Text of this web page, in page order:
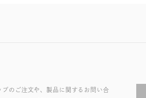
プのご注文や、製品に関するお問い合